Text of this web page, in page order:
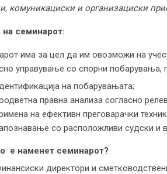
комуникациски и организациски
на семинарот:
има за цел да им овозможи на
управување со спорни побарувања,
на побарувањата;
правна анализа согласно
на ефективн преговарачки
со расположливи судски и
е наменет семинарот?
директори и